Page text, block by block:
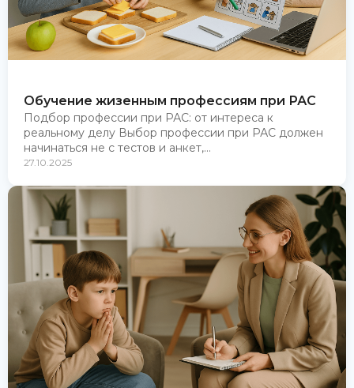
Обучение жизенным профессиям при РАС
Подбор профессии при РАС: от интереса к
реальному делу Выбор профессии при РАС должен
начинаться не с тестов и анкет,...
27.10.2025